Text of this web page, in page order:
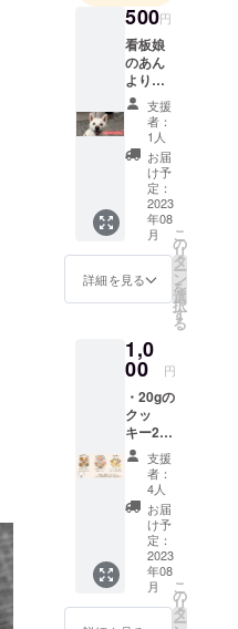
500円
看板娘
のあん
より心
からお
礼の
メッ
セージ
を送り
ます
支援
者：
1人
お届
け予
定：
2023
年08
月
詳細を見る
こ
の
リ
タ
ー
ン
を
選
択
す
る
1,0
00 円
・20gの
クッ
キー2個
(全11種
より味
ランダ
ム) 原材
料の食
品表示
はお届
け商品
のラベ
ルに表
支援
者：
4人
お届
け予
定：
2023
年08
月
こ
の
リ
タ
ー